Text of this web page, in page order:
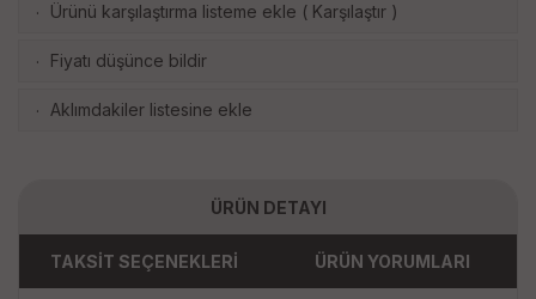
· Ürünü karşılaştırma listeme ekle ( Karşılaştır )
· Fiyatı düşünce bildir
· Aklımdakiler listesine ekle
ÜRÜN DETAYI
TAKSİT SEÇENEKLERİ ÜRÜN YORUMLARI